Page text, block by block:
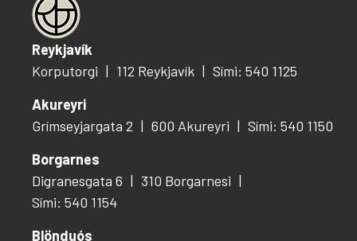
Reykjavík
Korputorgi
112 Reykjavík
Sími: 540 1125
Akureyri
Grímseyjargata 2
600 Akureyri
Sími: 540 1150
Borgarnes
Digranesgata 6
310 Borgarnesi
Sími: 540 1154
Blönduós